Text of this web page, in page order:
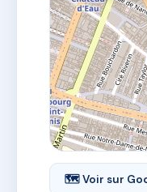
🗺 Voir sur